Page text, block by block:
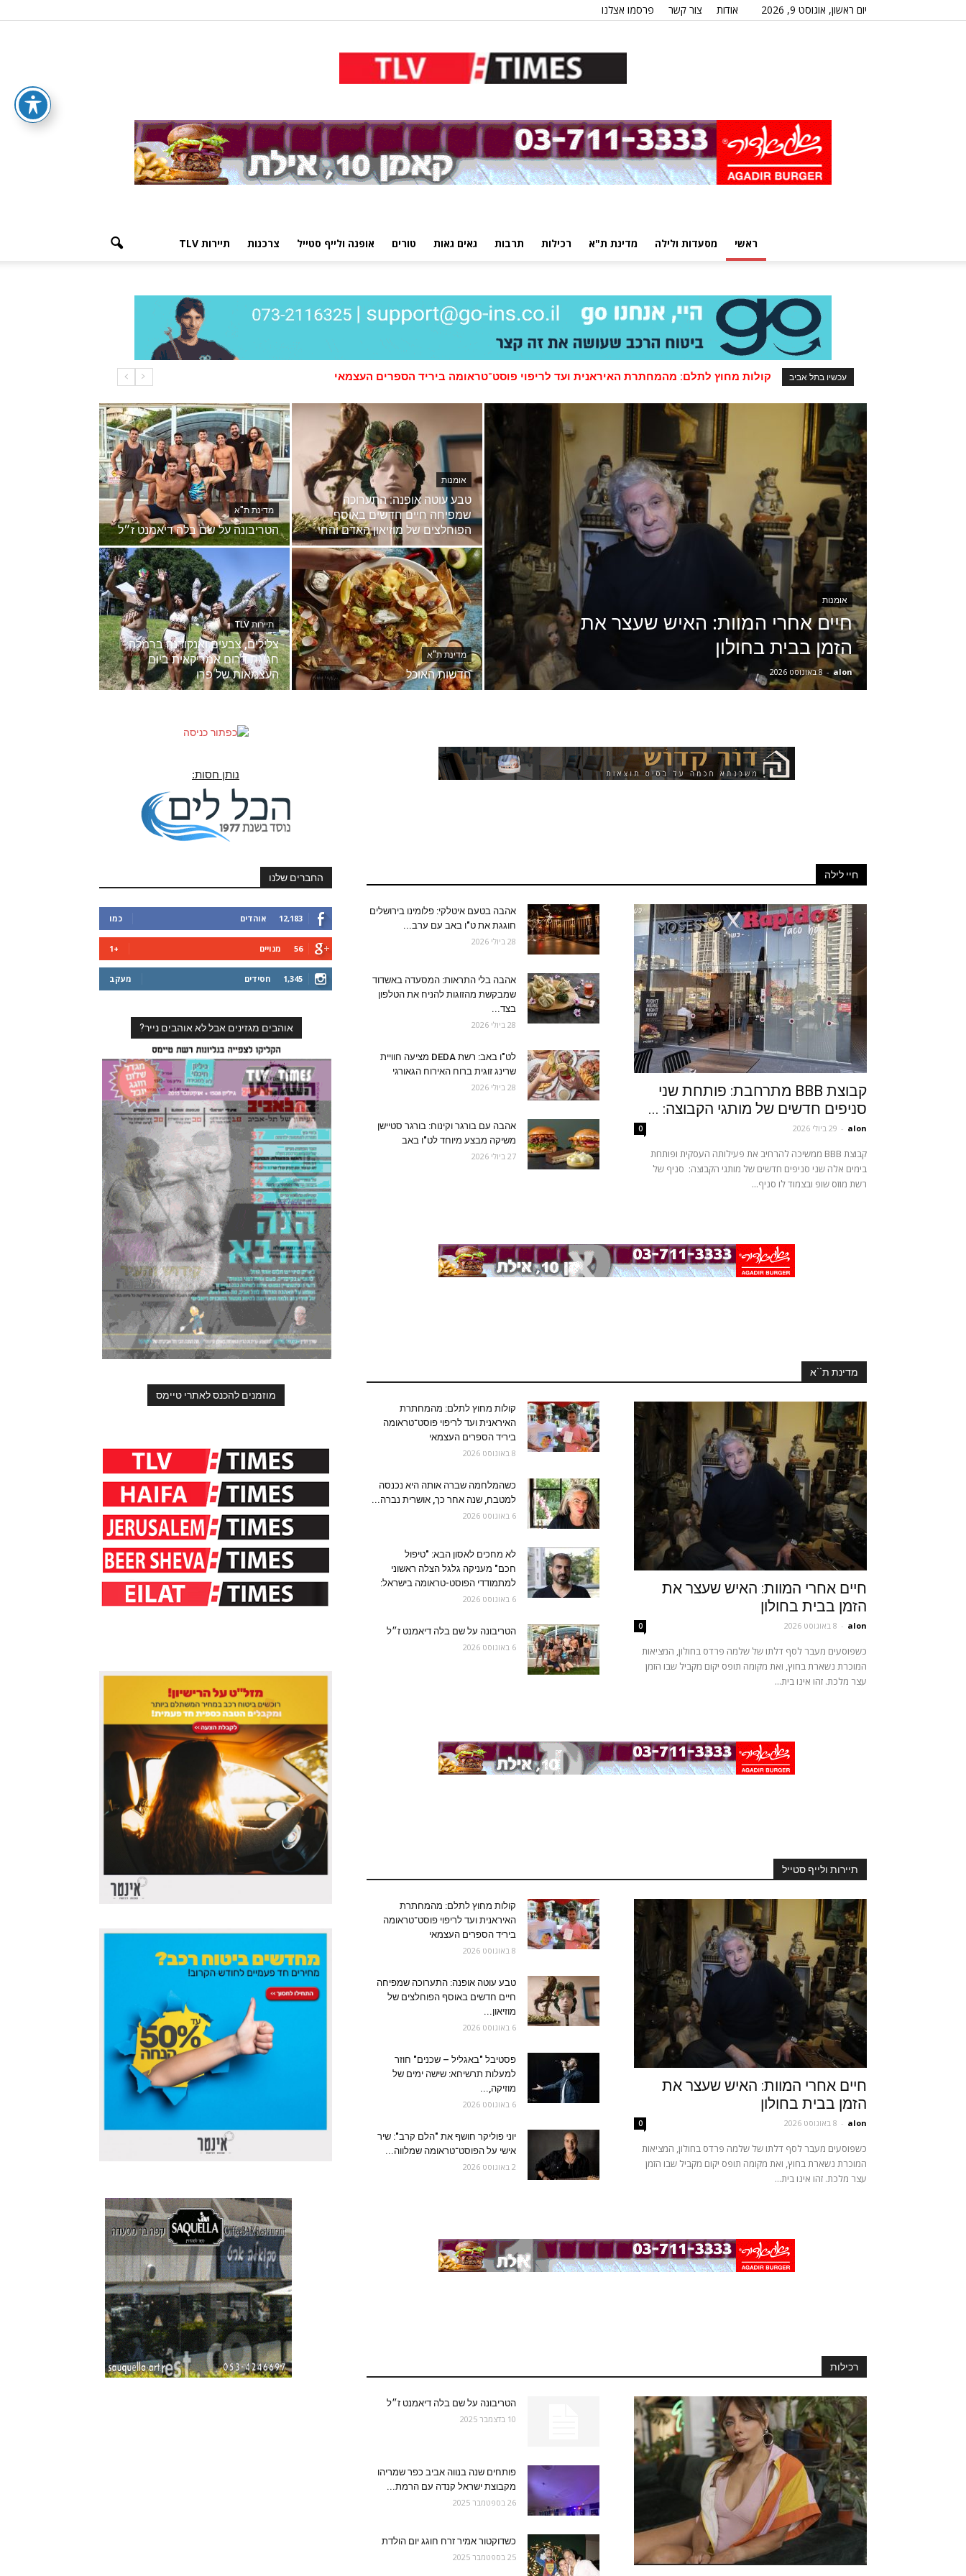
יום ראשון, אוגוסט 9, 2026 אודות צור קשר פרסמו אצלנו
ראשי מסעדות ולילה מדינת ת"א רכילות תרבות גאים גאות טורים אופנה ולייף סטייל צרכנות תיירות TLV
עכשיו בתל אביב הקשב המפקד! צ'ק ליסט למתגייס
אומנות
חיים אחרי המוות: האיש שעצר את
הזמן בבית בחולון
alon
- 8 באוגוסט 2026
אומנות
טבע עוטה אופנה: התערוכה
שמפיחה חיים חדשים באוסף
הפוחלצים של מוזיאון האדם והחי
מדינת ת"א
הטריבונה על שם בלה דיאמנט ז״ל
מדינת ת"א
חדשות האוכל
תיירות TLV
צלילים, צבעים ואנקודנה ברמלה:
חגיגת דרום אמריקאית ביום
העצמאות של פרו
חיי לילה
קבוצת BBB מתרחבת: פותחת שני
סניפים חדשים של מותגי הקבוצה: ...
alon
- 29 ביולי 2026 0
קבוצת BBB ממשיכה להרחיב את פעילותה העסקית ופותחת
בימים אלה שני סניפים חדשים של מותגי הקבוצה: סניף של
רשת מוזס שופ ובצמוד לו סניף...
אהבה בטעם איטלקי: פלומינו בירושלים
חוגגת את ט"ו באב עם ערב...
28 ביולי 2026
אהבה בלי התראות: המסעדה באשדוד
שמבקשת מהזוגות להניח את הטלפון
בצד...
28 ביולי 2026
לט"ו באב: רשת DEDA מציעה חוויית
שרינג זוגית ברוח האירוח הגאורגי
28 ביולי 2026
אהבה עם בורגר וקינוח: בורגר סטיישן
משיקה מבצע מיוחד לט"ו באב
27 ביולי 2026
מדינת ת``א
חיים אחרי המוות: האיש שעצר את
הזמן בבית בחולון
alon
- 8 באוגוסט 2026 0
כשפוסעים מעבר לסף דלתו של שלמה פרדס בחולון, המציאות
המוכרת נשארת בחוץ, ואת מקומה תופס יקום מקביל שבו הזמן
עצר מלכת. זהו אינו בית...
קולות מחוץ לתלם: מהמחתרת
האיראנית ועד לריפוי פוסט־טראומה
ביריד הספרים העצמאי
8 באוגוסט 2026
כשהמלחמה שברה אותה היא נכנסה
למטבח, שנה אחר כך, אושרית נברה...
6 באוגוסט 2026
לא מחכים לאסון הבא: "טיפול
חכם" מעניקה גלגל הצלה ראשוני
למתמודדי הפוסט-טראומה בישראל:
6 באוגוסט 2026
הטריבונה על שם בלה דיאמנט ז״ל
6 באוגוסט 2026
תיירות ולייף סטייל
חיים אחרי המוות: האיש שעצר את
הזמן בבית בחולון
alon
- 8 באוגוסט 2026 0
כשפוסעים מעבר לסף דלתו של שלמה פרדס בחולון, המציאות
המוכרת נשארת בחוץ, ואת מקומה תופס יקום מקביל שבו הזמן
עצר מלכת. זהו אינו בית...
קולות מחוץ לתלם: מהמחתרת
האיראנית ועד לריפוי פוסט־טראומה
ביריד הספרים העצמאי
8 באוגוסט 2026
טבע עוטה אופנה: התערוכה שמפיחה
חיים חדשים באוסף הפוחלצים של
מוזיאון...
6 באוגוסט 2026
פסטיבל "באגליל – שכנים" חוזר
למעלות תרשיחא: שישה ימים של
מוזיקה,...
6 באוגוסט 2026
יוני פוליקר חושף את "הלם קרב": שיר
אישי על הפוסט־טראומה שמלווה...
2 באוגוסט 2026
רכילות
הטריבונה על שם בלה דיאמנט ז״ל
10 בדצמבר 2025
פותחים שנה בנווה אביב כפר שמריהו
מקבוצת ישראל קנדה עם הרמת...
26 בספטמבר 2025
כשדוקטור אמיר זרח חוגג יום הולדת
25 בספטמבר 2025
נותן חסות:
החברים שלנו
12,183 אוהדים כמו
56 מנויים +1
1,345 חסידים מעקב
אוהבים מגזינים אבל לא אוהבים נייר?
מוזמנים להכנס לאתרי טיימס